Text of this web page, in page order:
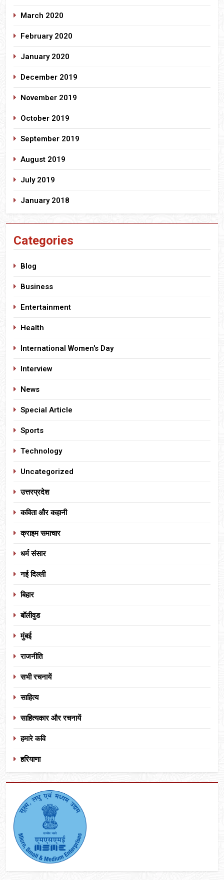
March 2020
February 2020
January 2020
December 2019
November 2019
October 2019
September 2019
August 2019
July 2019
January 2018
Categories
Blog
Business
Entertainment
Health
International Women's Day
Interview
News
Special Article
Sports
Technology
Uncategorized
उत्तरप्रदेश
कविता और कहानी
क्राइम समाचार
धर्म संसार
नई दिल्ली
बिहार
बॉलीवुड
मुंबई
राजनीति
सभी रचनायें
साहित्य
साहित्यकार और रचनायें
हमारे कवि
हरियाणा